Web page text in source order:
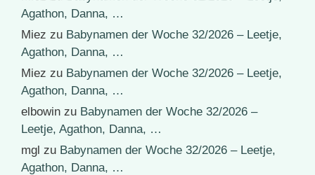
Agathon, Danna, …
Miez zu Babynamen der Woche 32/2026 – Leetje,
Agathon, Danna, …
Miez zu Babynamen der Woche 32/2026 – Leetje,
Agathon, Danna, …
elbowin zu Babynamen der Woche 32/2026 –
Leetje, Agathon, Danna, …
mgl zu Babynamen der Woche 32/2026 – Leetje,
Agathon, Danna, …